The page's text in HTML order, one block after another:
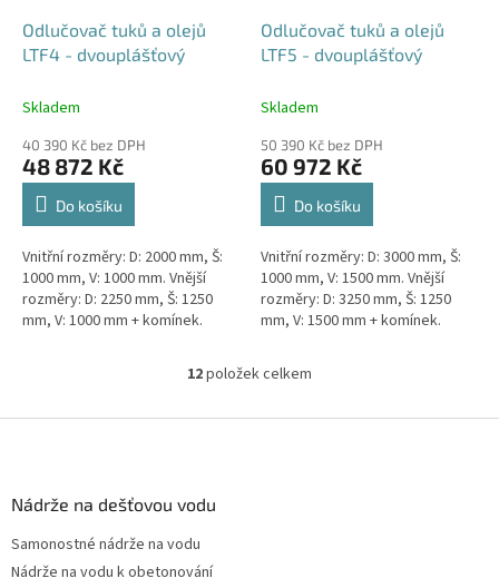
Odlučovač tuků a olejů
LTF4 - dvouplášťový
Skladem
40 390 Kč bez DPH
48 872 Kč
Do košíku
Vnitřní rozměry: D: 2000 mm, Š:
1000 mm, V: 1000 mm. Vnější
rozměry: D: 2250 mm, Š: 1250
mm, V: 1000 mm + komínek.
jídel denně Průměr a umístění...
Odlučovač tuků a olejů
LTF5 - dvouplášťový
Skladem
50 390 Kč bez DPH
60 972 Kč
Do košíku
Vnitřní rozměry: D: 3000 mm, Š:
1000 mm, V: 1500 mm. Vnější
rozměry: D: 3250 mm, Š: 1250
mm, V: 1500 mm + komínek.
jídel denně Průměr a...
O
l
12položek celkem
Nádrže na dešťovou vodu
Samonostné nádrže na vodu
Nádrže na vodu k obetonování